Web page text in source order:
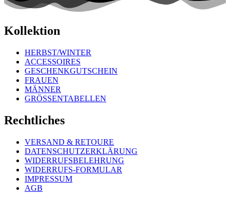
Kollektion
HERBST/WINTER
ACCESSOIRES
GESCHENKGUTSCHEIN
FRAUEN
MÄNNER
GRÖSSENTABELLEN
Rechtliches
VERSAND & RETOURE
DATENSCHUTZERKLÄRUNG
WIDERRUFSBELEHRUNG
WIDERRUFS-FORMULAR
IMPRESSUM
AGB